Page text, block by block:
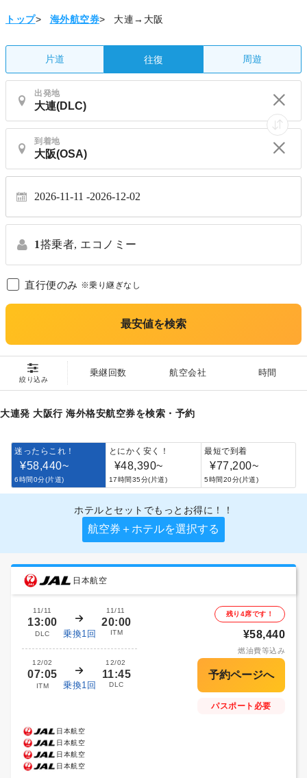
トップ> 海外航空券> 大連→大阪
片道 往復 周遊
出発地
到着地
2026-11-11 2026-12-02
1搭乗者, エコノミー
直行便のみ ※乗り継ぎなし
最安値を検索
絞り込み
乗継回数 航空会社 時間
大連発 大阪行 海外格安航空券を検索・予約
迷ったらこれ！
¥58,440~
6時間0分(片道)
とにかく安く！
¥48,390~
17時間35分(片道)
最短で到着
¥77,200~
5時間20分(片道)
ホテルとセットでもっとお得に！！
航空券＋ホテルを選択する
日本航空
11/11
13:00
DLC 乗換1回
11/11
20:00
ITM
12/02
07:05
ITM 乗換1回
12/02
11:45
DLC
残り4席です！
¥58,440
燃油費等込み
パスポート必要
日本航空
日本航空
日本航空
日本航空